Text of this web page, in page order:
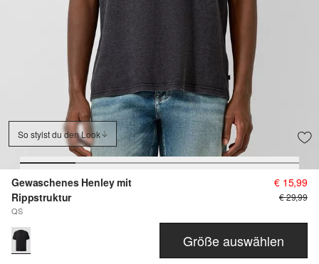
So stylst du den Look
Gewaschenes Henley mit
Rippstruktur
QS
€ 15,99
€ 29,99
Größe auswählen